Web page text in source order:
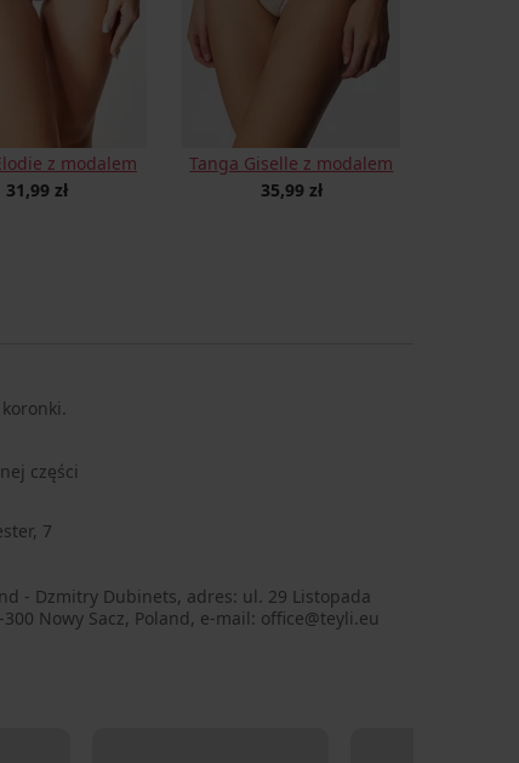
z modalem
31,99 zł
Tanga Giselle z modalem
35,99 zł
części
7
- Dzmitry Dubinets, adres: ul. 29 Listopada
300 Nowy Sacz, Poland, e-mail: office@teyli.eu